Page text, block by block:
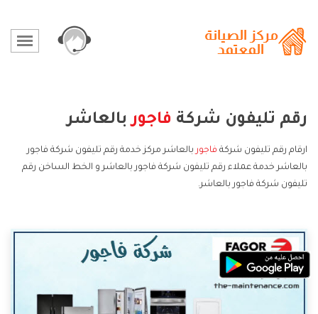
رقم تليفون شركة فاجوربالعاشر
ارقام رقم تليفون شركة فاجور بالعاشر مركز خدمة رقم تليفون شركة فاجور
بالعاشر خدمة عملاء رقم تليفون شركة فاجور بالعاشر و الخط الساخن رقم
تليفون شركة فاجور بالعاشر.